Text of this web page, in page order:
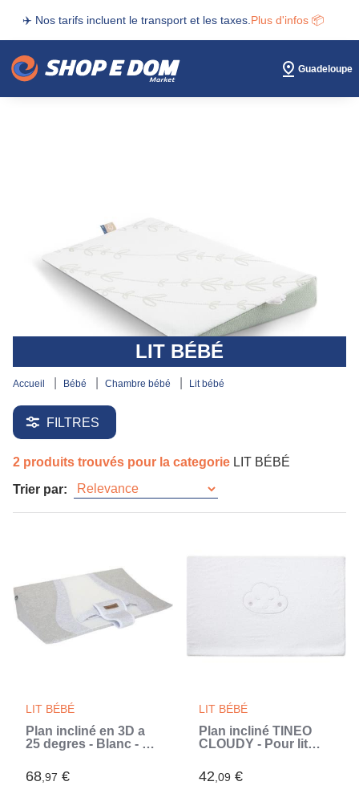
✈️ Nos tarifs incluent le transport et les taxes. Plus d'infos 📦
Guadeloupe
LIT BÉBÉ
accueil bébé chambre bébé lit bébé
FILTRES
2 produits trouvés pour la categorie LIT BÉBÉ
Trier par:
LIT BÉBÉ
Plan incliné en 3D a
25 degres - Blanc - 70
68,97 €
LIT BÉBÉ
Plan incliné TINEO
CLOUDY - Pour lit
Inclinaison 10°
(Blanc)
42,09 €